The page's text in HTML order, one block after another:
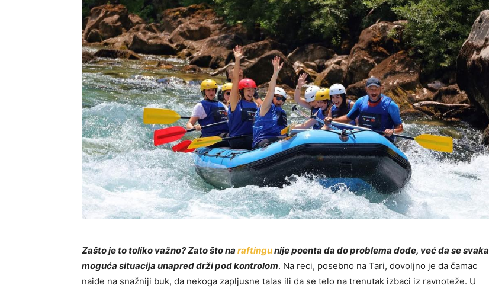
Zašto je to toliko važno? Zato što na raftingunije poenta da do problema dođe, već da se svaka
moguća situacija unapred drži pod kontrolom. Na reci, posebno na Tari, dovoljno je da čamac
naiđe na snažniji buk, da nekoga zapljusne talas ili da se telo na trenutak izbaci iz ravnoteže. U